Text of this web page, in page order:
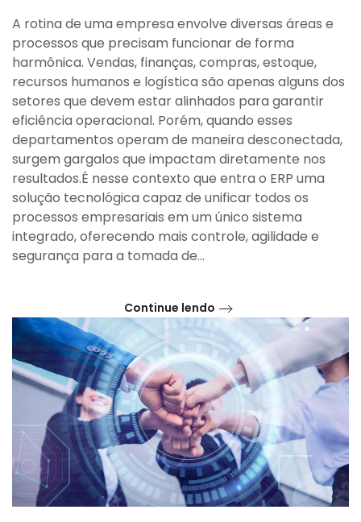
é
E
para
que
serve?
A rotina de uma empresa envolve diversas áreas e
processos que precisam funcionar de forma
harmônica. Vendas, finanças, compras, estoque,
recursos humanos e logística são apenas alguns dos
setores que devem estar alinhados para garantir
eficiência operacional. Porém, quando esses
departamentos operam de maneira desconectada,
surgem gargalos que impactam diretamente nos
resultados.É nesse contexto que entra o ERP uma
solução tecnológica capaz de unificar todos os
processos empresariais em um único sistema
integrado, oferecendo mais controle, agilidade e
segurança para a tomada de...
Continue lendo